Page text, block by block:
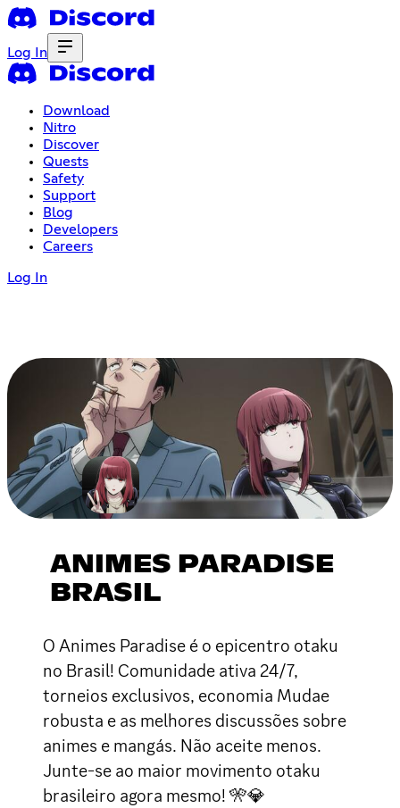
Log In
Download
Nitro
Discover
Quests
Safety
Support
Blog
Developers
Careers
Log In
ANIMES PARADISE
BRASIL
O Animes Paradise é o epicentro otaku
no Brasil! Comunidade ativa 24/7,
torneios exclusivos, economia Mudae
robusta e as melhores discussões sobre
animes e mangás. Não aceite menos.
Junte-se ao maior movimento otaku
brasileiro agora mesmo! 🎌💎